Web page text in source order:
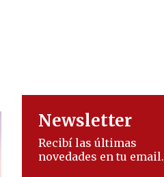
Newsletter
Recibí las últimas
novedades en tu email.